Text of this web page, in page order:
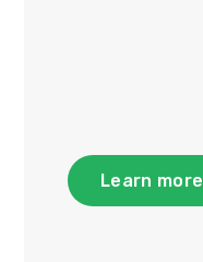
Learn more